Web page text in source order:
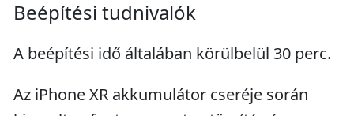
Beépítési tudnivalók
A beépítési idő általában körülbelül 30 perc.
Az iPhone XR akkumulátor cseréje során